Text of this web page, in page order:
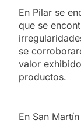
En Pilar se
que se
se
valor
productos.
En San